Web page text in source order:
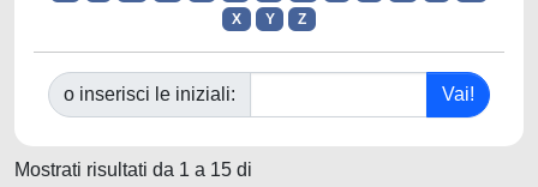
X
Y Z
o inserisci le iniziali:
Mostrati risultati da 1 a 15 di